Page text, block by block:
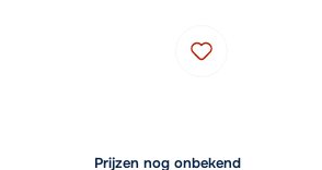
Prijzen nog onbekend